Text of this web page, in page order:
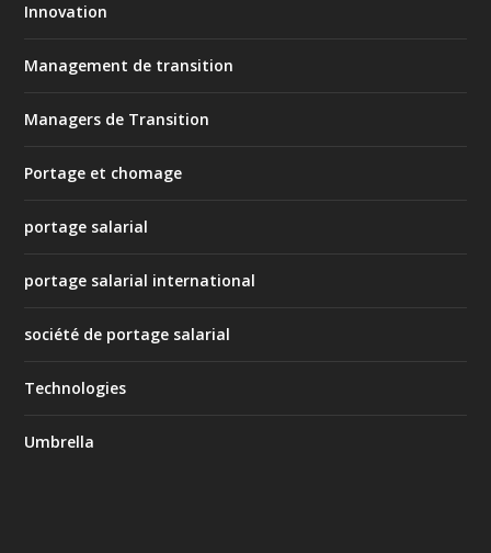
Innovation
Management de transition
Managers de Transition
Portage et chomage
portage salarial
portage salarial international
société de portage salarial
Technologies
Umbrella